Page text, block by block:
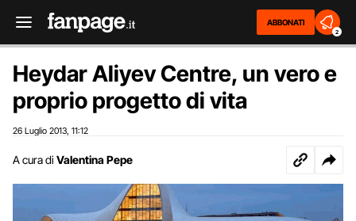
ABBONATI
2
Heydar Aliyev Centre, un vero e
proprio progetto di vita
26 Luglio 2013 11:12
A cura di Valentina Pepe